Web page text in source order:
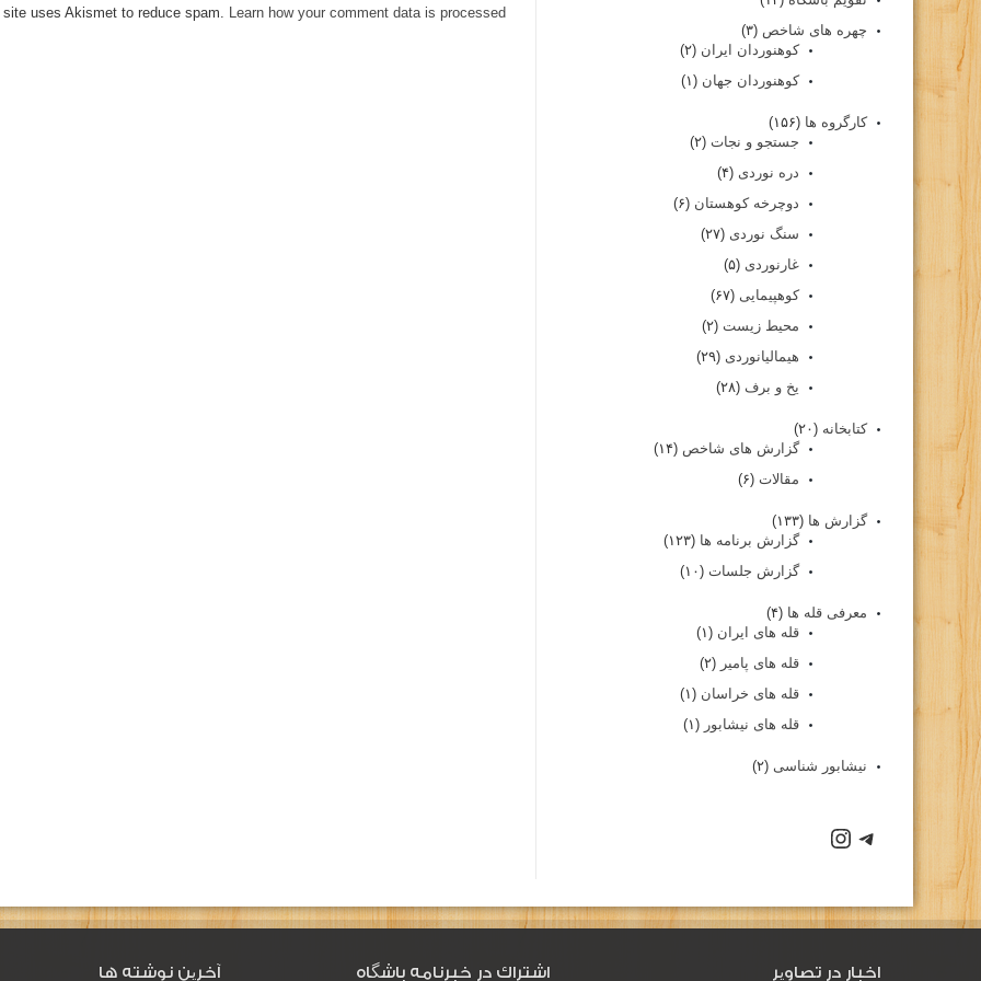
uses Akismet to reduce spam. Learn how your comment data is processed.
چهره های شاخص (۳)
کوهنوردان ایران (۲)
کوهنوردان جهان (۱)
کارگروه ها (۱۵۶)
جستجو و نجات (۲)
دره نوردی (۴)
دوچرخه کوهستان (۶)
سنگ نوردی (۲۷)
غارنوردی (۵)
کوهپیمایی (۶۷)
محیط زیست (۲)
هیمالیانوردی (۲۹)
یخ و برف (۲۸)
کتابخانه (۲۰)
گزارش های شاخص (۱۴)
مقالات (۶)
گزارش ها (۱۳۳)
گزارش برنامه ها (۱۲۳)
گزارش جلسات (۱۰)
معرفی قله ها (۴)
قله های ایران (۱)
قله های پامیر (۲)
قله های خراسان (۱)
قله های نیشابور (۱)
نیشابور شناسی (۲)
اخبار در تصاویر اشتراك در خبرنامه باشگاه آخرین نوشته ها